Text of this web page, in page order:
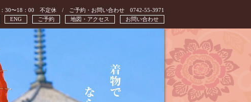
30〜18：00 不定休 / ご予約・お問い合わせ 0742-55-3971
お問い合わせ
地図・アクセス
ご予約
ENG